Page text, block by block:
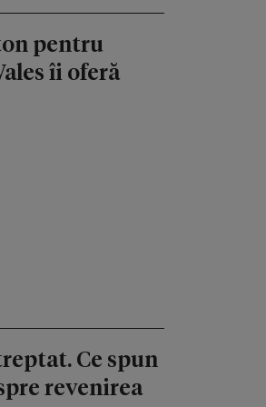
pentru
îi oferă
Ce spun
revenirea